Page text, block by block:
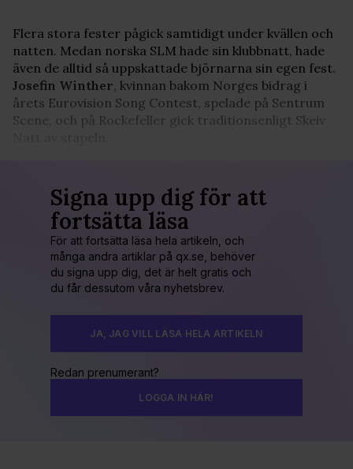
Flera stora fester pågick samtidigt under kvällen och
natten. Medan norska SLM hade sin klubbnatt, hade
även de alltid så uppskattade björnarna sin egen fest.
Josefin Winther, kvinnan bakom Norges bidrag i
årets Eurovision Song Contest, spelade på Sentrum
Scene, och på Rockefeller gick traditionsenligt Skeiv
Signa upp dig för att
fortsätta läsa
För att fortsätta läsa hela artikeln, och
många andra artiklar på qx.se, behöver
du signa upp dig, det är helt gratis och
du får dessutom våra nyhetsbrev.
JA, JAG VILL LÄSA HELA ARTIKELN
Redan prenumerant?
LOGGA IN HÄR!